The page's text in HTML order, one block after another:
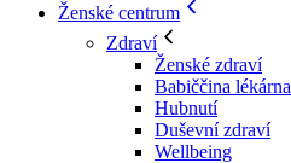
Ženské centrum
Zdraví
Ženské zdraví
Babiččina lékárna
Hubnutí
Duševní zdraví
Wellbeing